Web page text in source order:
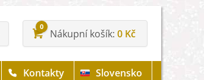
0
Nákupní košík 0 Kč
Kontakty
Slovensko